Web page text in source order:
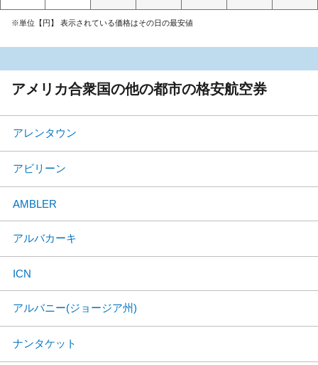
※単位【円】 表示されている価格はその日の最安値
アメリカ合衆国の他の都市の格安航空券
アレンタウン
アビリーン
AMBLER
アルバカーキ
ICN
アルバニー(ジョージア州)
ナンタケット